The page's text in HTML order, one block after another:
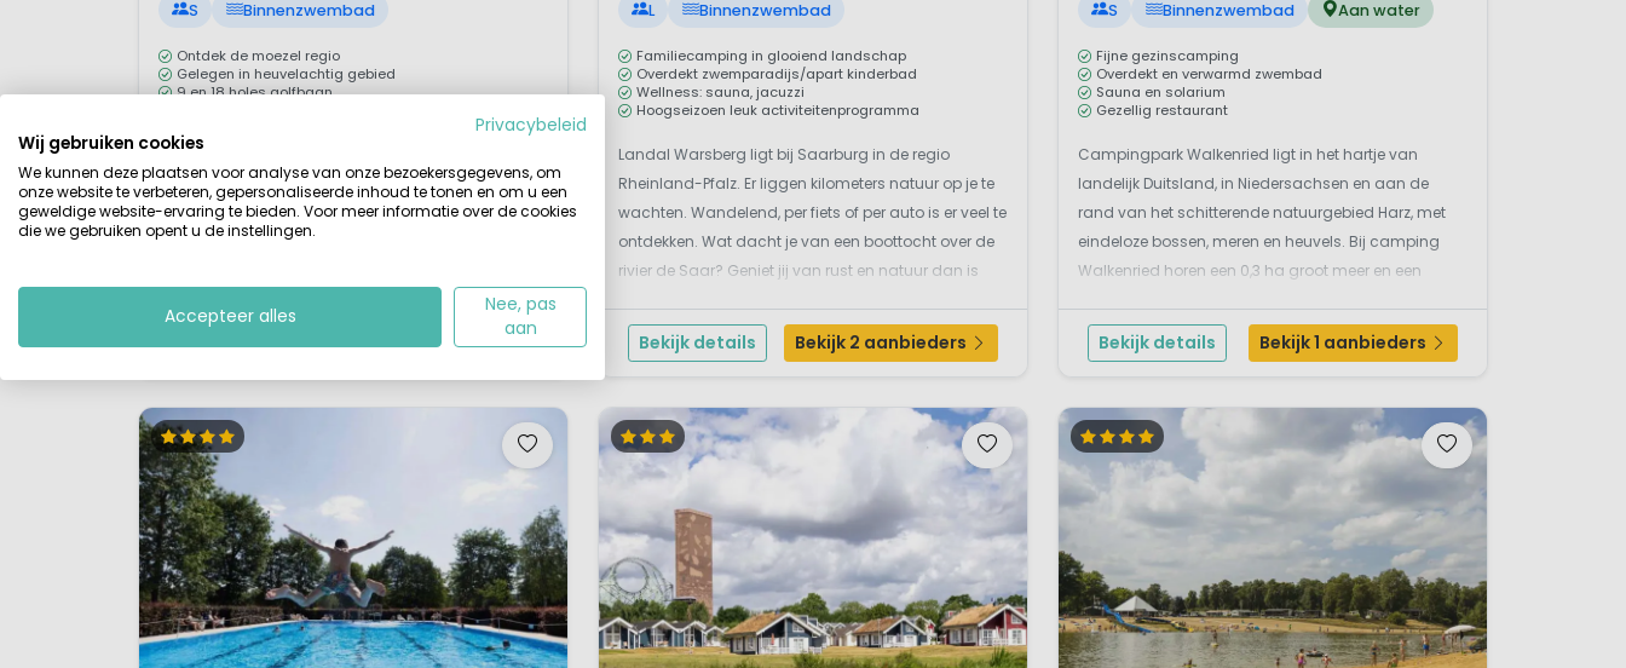
S Binnenzwembad
Ontdek de moezel regio
Gelegen in heuvelachtig gebied
9 en 18 holes golfbaan
Dicht bij huis, maar toch zo anders. Op nog geen
350 kilometer van Utrecht vind je Ferienresort
Cochem, midden in de Moezelstreek, tussen de
uitgestrekte wijngaarden. Om het vakantiepark heen
romantische en authentieke sfeer. Zo ook het
plaatsje Cochem zelf, waar het vakantiepark 200
Bekijk details Bekijk 1 aanbieders
L Binnenzwembad
Familiecamping in glooiend landschap
Overdekt zwemparadijs/apart kinderbad
Wellness: sauna, jacuzzi
Hoogseizoen leuk activiteitenprogramma
Landal Warsberg ligt bij Saarburg in de regio
Rheinland-Pfalz. Er liggen kilometers natuur op je te
wachten. Wandelend, per fiets of per auto is er veel te
ontdekken. Wat dacht je van een boottocht over de
rivier de Saar? Geniet jij van rust en natuur dan is
ook genoeg te beleven. Er zijn versp...
Bekijk details Bekijk 2 aanbieders
S Binnenzwembad Aan water
Fijne gezinscamping
Overdekt en verwarmd zwembad
Sauna en solarium
Gezellig restaurant
Campingpark Walkenried ligt in het hartje van
landelijk Duitsland, in Niedersachsen en aan de
rand van het schitterende natuurgebied Harz, met
eindeloze bossen, meren en heuvels. Bij camping
Walkenried horen een 0,3 ha groot meer en een
rustig gelegen aan de oostelijke rand van
Walkenried in het zuidelijke ...
Bekijk details Bekijk 1 aanbieders
Privacybeleid
Wij gebruiken cookies
We kunnen deze plaatsen voor analyse van onze bezoekersgegevens, om
onze website te verbeteren, gepersonaliseerde inhoud te tonen en om u een
geweldige website-ervaring te bieden. Voor meer informatie over de cookies
die we gebruiken opent u de instellingen.
Accepteer alles
Nee, pas
aan